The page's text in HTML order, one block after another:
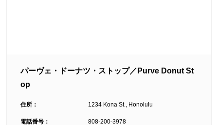
パーヴェ・ドーナツ・ストップ／Purve Donut St
op
住所： 1234 Kona St., Honolulu
電話番号： 808-200-3978